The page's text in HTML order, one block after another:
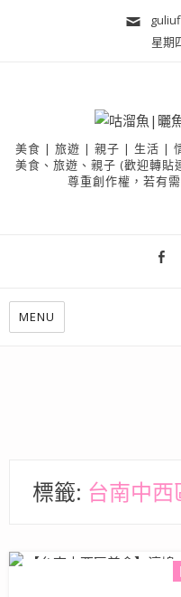
星期
美食 | 旅遊 | 親子 | 生活 |
美食、旅遊、親子 (歡迎轉貼
尊重創作權，若有
MENU
標籤: 台南中